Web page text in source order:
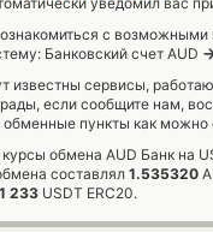
с возможными
Банковский счет AUD
известны сервисы,
если сообщите нам,
пункты как можно
обмена AUD Банк на
составлял1.535320
233 USDT ERC20.